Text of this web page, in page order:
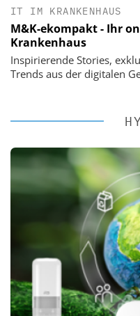
IT IM KRANKENHAUS
M&K-ekompakt - Ihr
Krankenhaus
Inspirierende Stories,
Trends aus der digitalen